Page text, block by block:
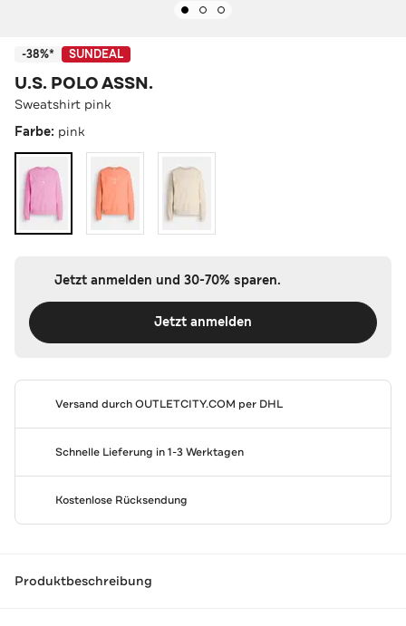
-38%* SUNDEAL
U.S. POLO ASSN.
Sweatshirt pink
Farbe: pink
Jetzt anmelden und 30-70% sparen.
Jetzt anmelden
Versand durchOUTLETCITY.COM per DHL
Schnelle Lieferung in 1-3 Werktagen
Kostenlose Rücksendung
Produktbeschreibung